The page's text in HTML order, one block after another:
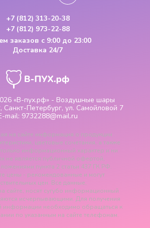
«В-пух.рф» - Воздушные шары
Санкт-Петербург, ул. Самойловой 7
mail: 9732288@mail.ru
+7 (812) 313-20-38
+7 (812) 973-22-88
заказов с 9:00 до 23:00
Доставка 24/7
на сайте информация о продукции
цветовые сочетания, а также
только информационный характер и ни
не является публичной офертой,
пункта 2 статьи 437 ГК РФ.
цены - рекомендованные и могут
цен. Все данные,
сайте, носят сугубо информационный
исчерпывающими. Для получения
информации необходимо обращаться к
по указанным на сайте телефонам.